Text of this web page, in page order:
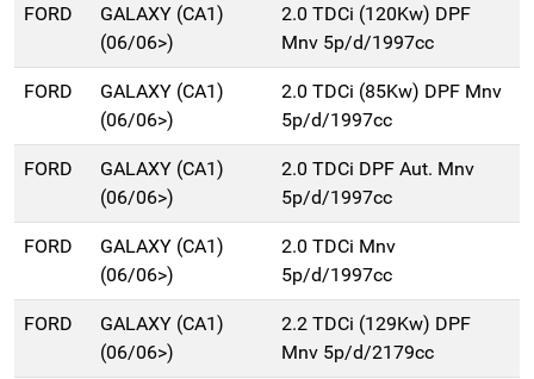
FORD
GALAXY (CA1)
(06/06>)
2.0 TDCi (120Kw) DPF
Mnv 5p/d/1997cc
FORD
GALAXY (CA1)
(06/06>)
2.0 TDCi (85Kw) DPF Mnv
5p/d/1997cc
FORD
GALAXY (CA1)
(06/06>)
2.0 TDCi DPF Aut. Mnv
5p/d/1997cc
FORD
GALAXY (CA1)
(06/06>)
2.0 TDCi Mnv
5p/d/1997cc
FORD
GALAXY (CA1)
(06/06>)
2.2 TDCi (129Kw) DPF
Mnv 5p/d/2179cc